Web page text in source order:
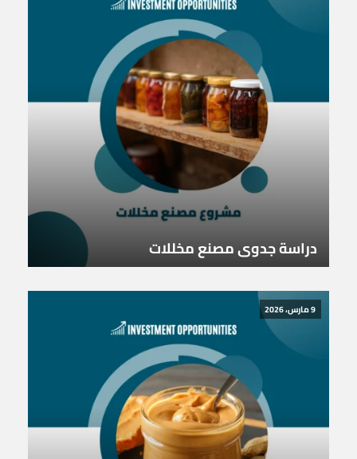
دراسة جدوى مصنع مخللات
9 مارس، 2026